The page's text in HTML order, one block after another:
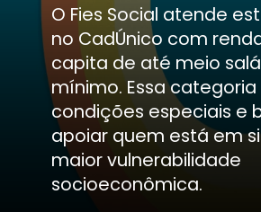
O Fies Social atende
no CadÚnico com
capita de até meio
mínimo. Essa
condições especiais e
apoiar quem está em
maior vulnerabilidade
socioeconômica.